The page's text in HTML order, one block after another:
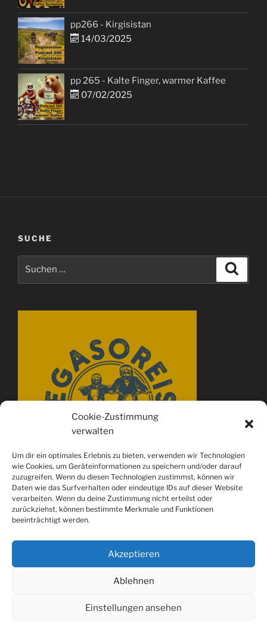
Cookie-Zustimmung
verwalten
Um dir ein optimales Erlebnis zu bieten, verwenden wir Technologien
wie Cookies, um Geräteinformationen zu speichern und/oder darauf
zuzugreifen. Wenn du diesen Technologien zustimmst, können wir
Daten wie das Surfverhalten oder eindeutige IDs auf dieser Website
verarbeiten. Wenn du deine Zustimmung nicht erteilst oder
zurückziehst, können bestimmte Merkmale und Funktionen
beeinträchtigt werden.
Akzeptieren
Ablehnen
Einstellungen ansehen
pp266 - Kirgisistan
14/03/2025
pp 265 - Kalte Finger, warmer Kaffee
07/02/2025
SUCHE
Instagram